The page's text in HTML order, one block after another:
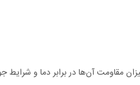
مقاومت آن‌ها در برابر دما و شرایط